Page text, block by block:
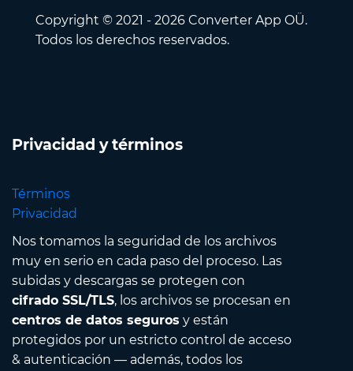
Copyright © 2021 - 2026 Converter App OÜ.
Todos los derechos reservados.
Privacidad y términos
Términos
Privacidad
Nos tomamos la seguridad de los archivos
muy en serio en cada paso del proceso. Las
subidas y descargas se protegen con
cifrado SSL/TLS, los archivos se procesan en
centros de datos seguros y están
protegidos por un estricto control de acceso
& autenticación — además, todos los